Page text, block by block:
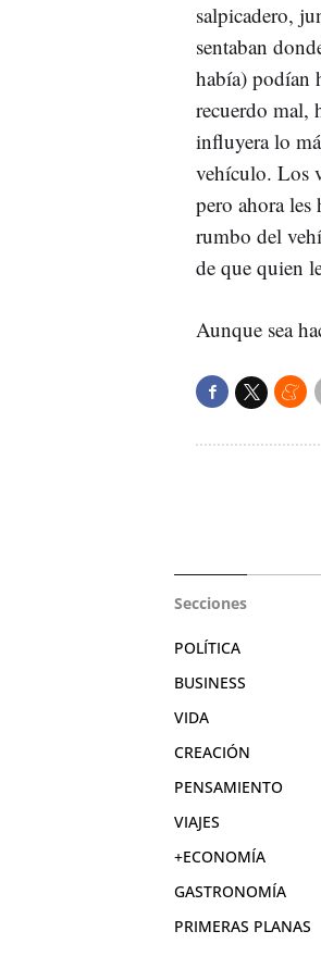
salpicadero,
sentaban
había) podían
recuerdo mal,
influyera lo
vehículo. Los
pero ahora les
rumbo del
de que quien
Aunque sea
Secciones
POLÍTICA
BUSINESS
VIDA
CREACIÓN
PENSAMIENTO
VIAJES
+ECONOMÍA
GASTRONOMÍA
PRIMERAS PLANAS